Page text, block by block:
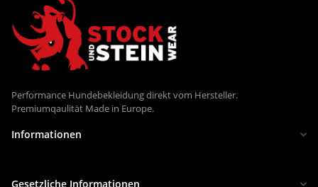
Performance Hundebekleidung direkt vom Hersteller.
Premiumqaulität Made in Europe.
Informationen
Gesetzliche Informationen